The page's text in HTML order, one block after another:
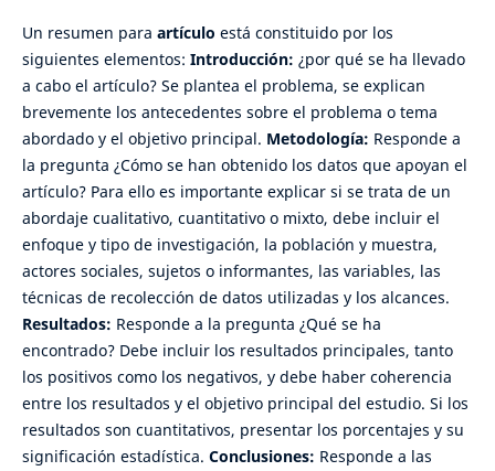
Un resumen para artículo está constituido por los
siguientes elementos: Introducción: ¿por qué se ha llevado
a cabo el artículo? Se plantea el problema, se explican
brevemente los antecedentes sobre el problema o tema
abordado y el objetivo principal. Metodología: Responde a
la pregunta ¿Cómo se han obtenido los datos que apoyan el
artículo? Para ello es importante explicar si se trata de un
abordaje cualitativo, cuantitativo o mixto, debe incluir el
enfoque y tipo de investigación, la población y muestra,
actores sociales, sujetos o informantes, las variables, las
técnicas de recolección de datos utilizadas y los alcances.
Resultados: Responde a la pregunta ¿Qué se ha
encontrado? Debe incluir los resultados principales, tanto
los positivos como los negativos, y debe haber coherencia
entre los resultados y el objetivo principal del estudio. Si los
resultados son cuantitativos, presentar los porcentajes y su
significación estadística. Conclusiones: Responde a las